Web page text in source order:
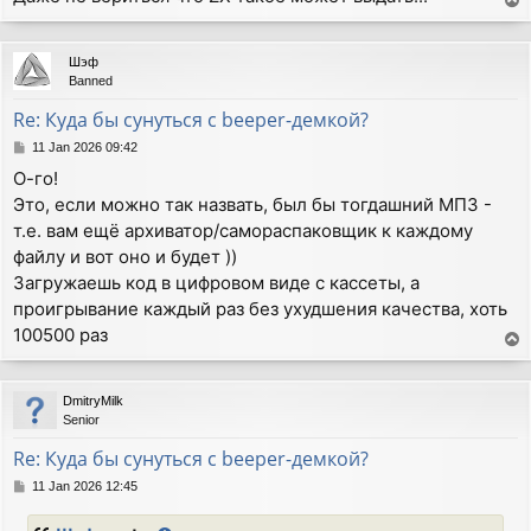
o
p
Шэф
Banned
Re: Куда бы сунуться с beeper-демкой?
P
s
t
11 Jan 2026 09:42
О-го!
Это, если можно так назвать, был бы тогдашний МП3 -
т.е. вам ещё архиватор/самораспаковщик к каждому
файлу и вот оно и будет ))
Загружаешь код в цифровом виде с кассеты, а
проигрывание каждый раз без ухудшения качества, хоть
100500 раз
o
p
DmitryMilk
Senior
Re: Куда бы сунуться с beeper-демкой?
P11 Jan 2026 12:45